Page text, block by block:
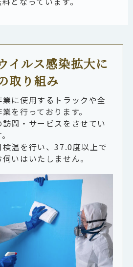
イルス感染拡大に
取り組み
業に使用するトラックや全
を行っております。
訪問・サービスをさせてい
検温を行い、37.0度以上で
いはいたしません。